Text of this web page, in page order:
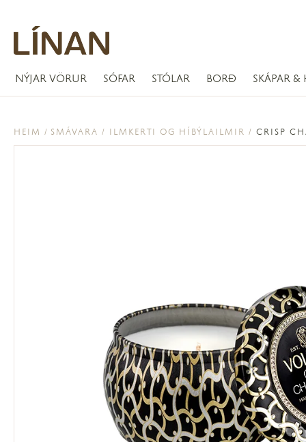
NÝJAR VÖRUR SÓFAR STÓLAR BORÐ SKÁPAR &
HEIM SMÁVARA ILMKERTI OG HÍBÝLAILMIR CRISP